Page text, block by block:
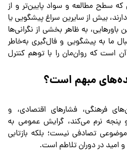
که سطح مطالعه و سواد پایین‌تر و از
بیش از سایرین سراغ پیشگویی یا
باورهایی، به ظاهر بخشی از نگرانی‌ها
ما به پیشگویی و فال‌گیری به‌خاطر
که روان‌مان را با توهم کنترل
مبهم است؟
فرهنگی، فشارهای اقتصادی، و
نرم می‌کند، گرایش عمومی به
تصادفی نیست؛ بلکه بازتابی
امید در دوران تلاطم است.